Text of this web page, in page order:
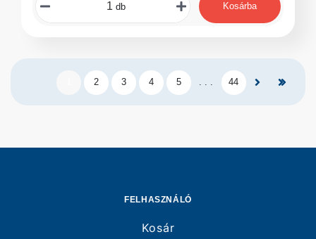
db Kosárba
2 3 4 5 . . . 44
FELHASZNÁLÓ
Kosár